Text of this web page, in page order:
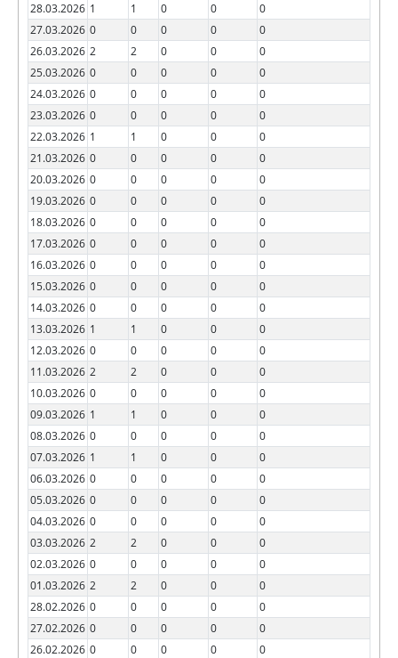
28.03.2026 1 1 0 0
0
27.03.2026 0 0 0 0
0
26.03.2026 2 2 0 0
0
25.03.2026 0 0 0 0
0
24.03.2026 0 0 0 0
0
23.03.2026 0 0 0 0
0
22.03.2026 1 1 0 0
0
21.03.2026 0 0 0 0
0
20.03.2026 0 0 0 0
0
19.03.2026 0 0 0 0
0
18.03.2026 0 0 0 0
0
17.03.2026 0 0 0 0
0
16.03.2026 0 0 0 0
0
15.03.2026 0 0 0 0
0
14.03.2026 0 0 0 0
0
13.03.2026 1 1 0 0
0
12.03.2026 0 0 0 0
0
11.03.2026 2 2 0 0
0
10.03.2026 0 0 0 0
0
09.03.2026 1 1 0 0
0
08.03.2026 0 0 0 0
0
07.03.2026 1 1 0 0
0
06.03.2026 0 0 0 0
0
05.03.2026 0 0 0 0
0
04.03.2026 0 0 0 0
0
03.03.2026 2 2 0 0
0
02.03.2026 0 0 0 0
0
01.03.2026 2 2 0 0
0
28.02.2026 0 0 0 0
0
27.02.2026 0 0 0 0
0
26.02.2026 0 0 0 0
0